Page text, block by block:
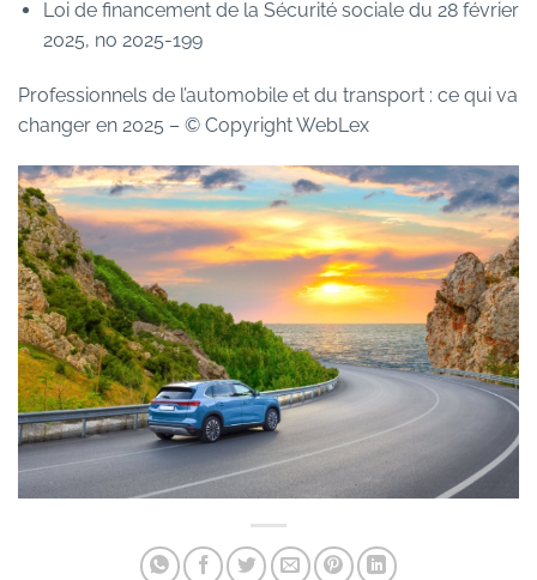
Loi de financement de la Sécurité sociale du 28 février
2025, no 2025-199
Professionnels de l’automobile et du transport : ce qui va
changer en 2025 – © Copyright WebLex